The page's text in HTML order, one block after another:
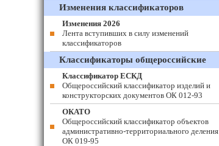
Изменения классификаторов
Изменения 2026
Лента вступивших в силу изменений
классификаторов
Классификаторы общероссийские
Классификатор ЕСКД
Общероссийский классификатор изделий и
конструкторских документов ОК 012-93
ОКАТО
Общероссийский классификатор объектов
административно-территориального деления
ОК 019-95